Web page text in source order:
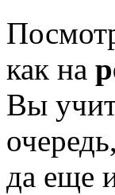
как на
Вы
да еще